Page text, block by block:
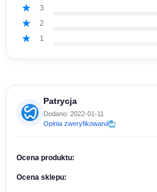
3
2
1
Patrycja
Dodano: 2022-01-11
Opinia zweryfikowana
Ocena produktu:
Ocena sklepu: